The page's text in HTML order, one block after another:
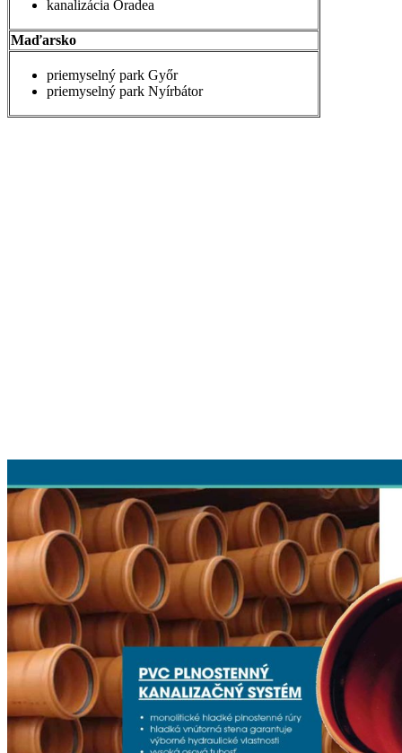
kanalizácia Oradea
Maďarsko
priemyselný park Győr
priemyselný park Nyírbátor